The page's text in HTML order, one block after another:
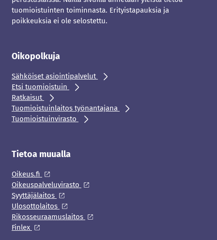
tuomioistuinten toiminnasta. Erityistapauksia ja
poikkeuksia ei ole selostettu.
Oikopolkuja
Sähköiset asiointipalvelut
Etsi tuomioistuin
Ratkaisut
Tuomioistuinlaitos työnantajana
Tuomioistuinvirasto
Tietoa muualla
Oikeus.fi
Oikeuspalveluvirasto
Syyttäjälaitos
Ulosottolaitos
Rikosseuraamuslaitos
Finlex